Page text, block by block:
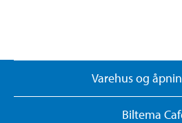
Varehus og
Biltema